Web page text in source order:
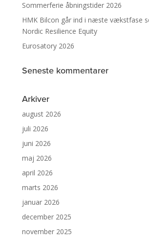
Sommerferie åbningstider 2026
HMK Bilcon går ind i næste vækstfase
Nordic Resilience Equity
Eurosatory 2026
Seneste kommentarer
Arkiver
august 2026
juli 2026
juni 2026
maj 2026
april 2026
marts 2026
januar 2026
december 2025
november 2025